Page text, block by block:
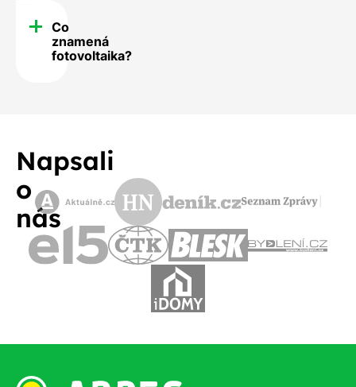
Co
znamená
fotovoltaika?
Napsali
o
nás